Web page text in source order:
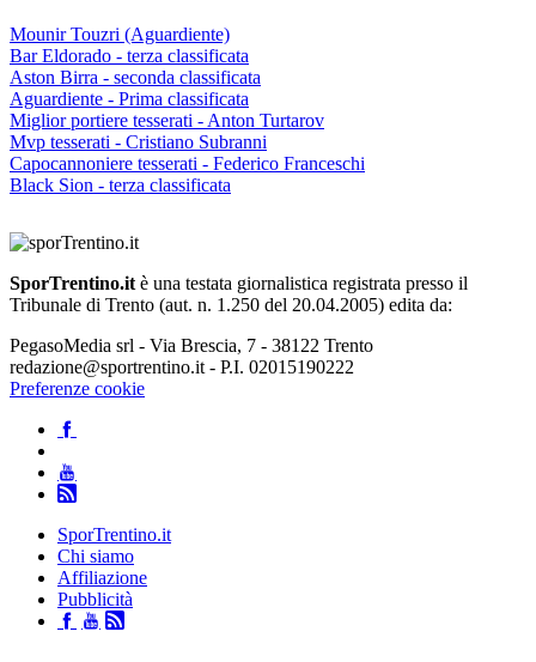
Mounir Touzri (Aguardiente)
Bar Eldorado - terza classificata
Aston Birra - seconda classificata
Aguardiente - Prima classificata
Miglior portiere tesserati - Anton Turtarov
Mvp tesserati - Cristiano Subranni
Capocannoniere tesserati - Federico Franceschi
Black Sion - terza classificata
SporTrentino.it è una testata giornalistica registrata presso il
Tribunale di Trento (aut. n. 1.250 del 20.04.2005) edita da:
PegasoMedia srl - Via Brescia, 7 - 38122 Trento
redazione@sportrentino.it - P.I. 02015190222
Preferenze cookie
SporTrentino.it
Chi siamo
Affiliazione
Pubblicità